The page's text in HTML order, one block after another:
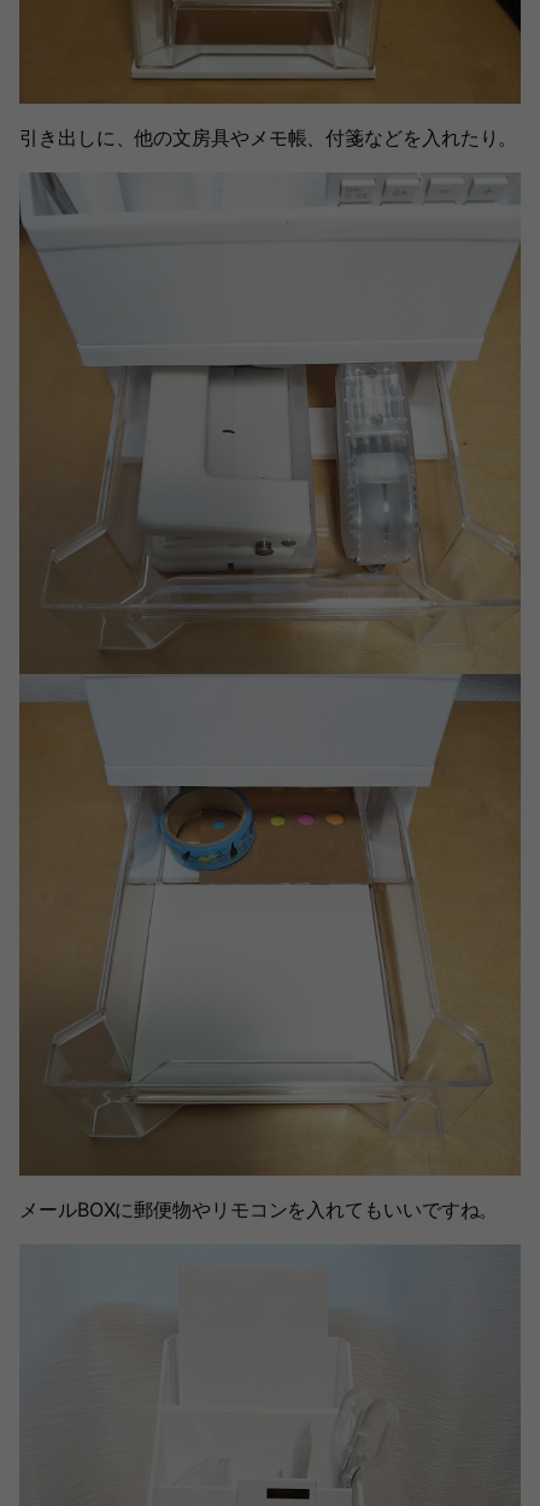
引き出しに、他の文房具やメモ帳、付箋などを入れたり。
メールBOXに郵便物やリモコンを入れてもいいですね。